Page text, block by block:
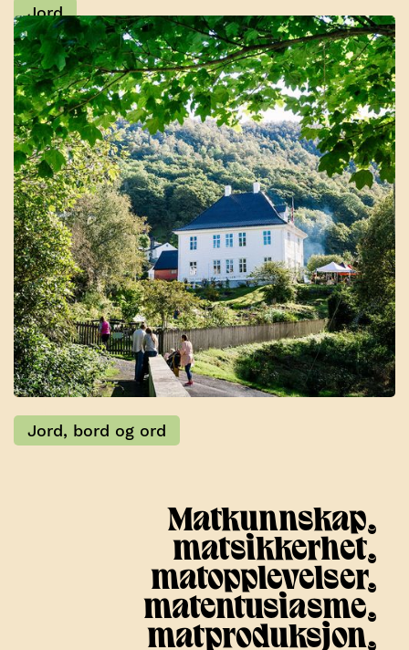
Jord
Rådgivning
Jord, bord og ord
Matkunnskap,
matsikkerhet,
matopplevelser,
matentusiasme,
matproduksjon,